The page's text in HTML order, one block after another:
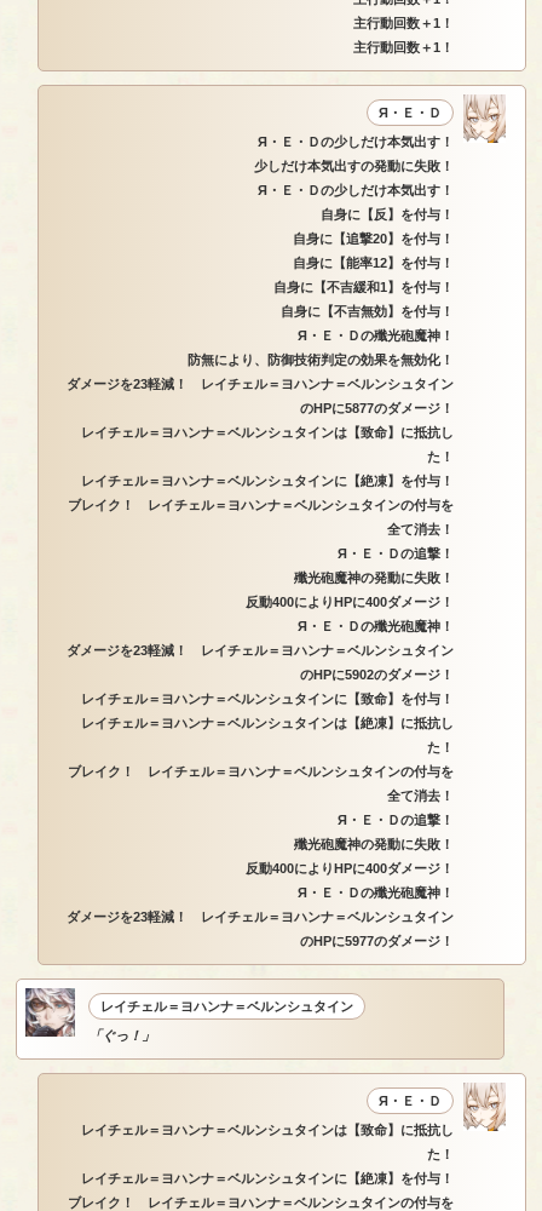
主行動回数＋1！
主行動回数＋1！
Я・Ｅ・Ｄ
Я・Ｅ・Ｄの少しだけ本気出す！
少しだけ本気出すの発動に失敗！
Я・Ｅ・Ｄの少しだけ本気出す！
自身に【反】を付与！
自身に【追撃20】を付与！
自身に【能率12】を付与！
自身に【不吉緩和1】を付与！
自身に【不吉無効】を付与！
Я・Ｅ・Ｄの殲光砲魔神！
防無により、防御技術判定の効果を無効化！
ダメージを23軽減！ レイチェル＝ヨハンナ＝ベルンシュタイン
のHPに5877のダメージ！
レイチェル＝ヨハンナ＝ベルンシュタインは【致命】に抵抗し
た！
レイチェル＝ヨハンナ＝ベルンシュタインに【絶凍】を付与！
ブレイク！ レイチェル＝ヨハンナ＝ベルンシュタインの付与を
全て消去！
Я・Ｅ・Ｄの追撃！
殲光砲魔神の発動に失敗！
反動400によりHPに400ダメージ！
Я・Ｅ・Ｄの殲光砲魔神！
ダメージを23軽減！ レイチェル＝ヨハンナ＝ベルンシュタイン
のHPに5902のダメージ！
レイチェル＝ヨハンナ＝ベルンシュタインに【致命】を付与！
レイチェル＝ヨハンナ＝ベルンシュタインは【絶凍】に抵抗し
た！
ブレイク！ レイチェル＝ヨハンナ＝ベルンシュタインの付与を
全て消去！
Я・Ｅ・Ｄの追撃！
殲光砲魔神の発動に失敗！
反動400によりHPに400ダメージ！
Я・Ｅ・Ｄの殲光砲魔神！
ダメージを23軽減！ レイチェル＝ヨハンナ＝ベルンシュタイン
のHPに5977のダメージ！
レイチェル＝ヨハンナ＝ベルンシュタイン
「ぐっ！」
Я・Ｅ・Ｄ
レイチェル＝ヨハンナ＝ベルンシュタインは【致命】に抵抗し
た！
レイチェル＝ヨハンナ＝ベルンシュタインに【絶凍】を付与！
ブレイク！ レイチェル＝ヨハンナ＝ベルンシュタインの付与を